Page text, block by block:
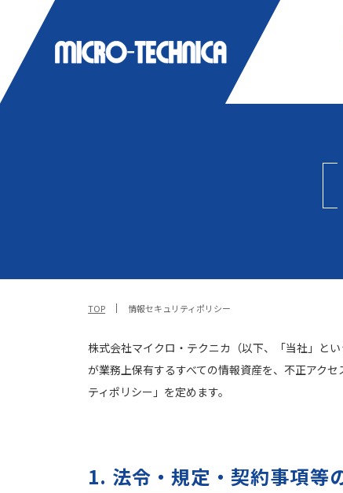
TOP 情報セキュリティポリシー
株式会社マイクロ・テクニカ（以下、「当社」と
が業務上保有するすべての情報資産を、不正アク
ティポリシー」を定めます。
1. 法令・規定・契約事項等